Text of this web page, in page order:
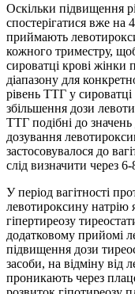
Оскільки підвищення
спостерігатися вже на
приймають
кожного триместру,
сироватці крові
діапазону для
рівень ТТГ у
збільшення дози
ТТГ подібні до значень
дозування
застосовувалося до
слід визначити через
У період вагітності
левотироксину натрію
гіпертиреозу
додатковому прийомі
підвищення дози
засоби, на відміну від
проникають через